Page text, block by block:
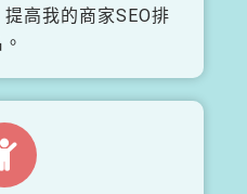
高我的商家SEO排